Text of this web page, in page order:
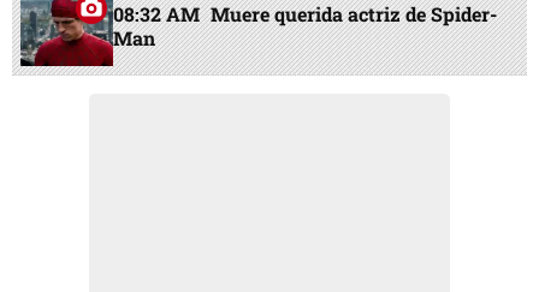
08:32 AM Muere querida actriz de Spider-
Man